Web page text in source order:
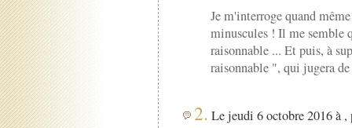
Je m'interroge quand
minuscules ! Il me semble
raisonnable ... Et puis, à
raisonnable ", qui jugera
2. Le jeudi 6 octobre 2016 à